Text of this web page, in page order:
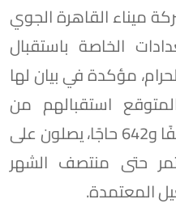
ميناء القاهرة الجوي
الخاصة باستقبال
مؤكدة في بيان لها
استقبالهم من
الأراضي المقدسة يبلغ 74 ألفًا و642 حاجًا، يصلون على
تستمر حتى منتصف الشهر
المعتمدة.